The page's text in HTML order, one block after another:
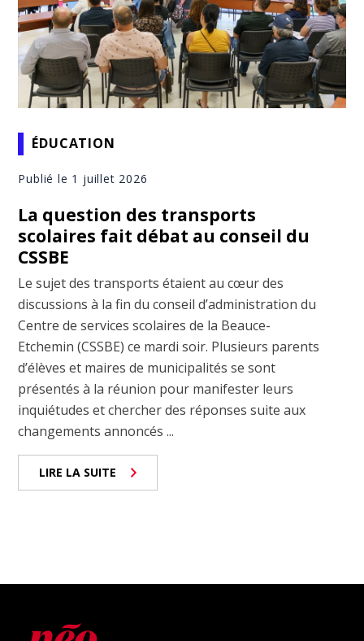
ÉDUCATION
Publié le 1 juillet 2026
La question des transports
scolaires fait débat au conseil du
CSSBE
Le sujet des transports étaient au cœur des
discussions à la fin du conseil d’administration du
Centre de services scolaires de la Beauce-
Etchemin (CSSBE) ce mardi soir. Plusieurs parents
d’élèves et maires de municipalités se sont
présentés à la réunion pour manifester leurs
inquiétudes et chercher des réponses suite aux
changements annoncés ...
LIRE LA SUITE